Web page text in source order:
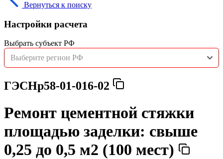
Вернуться к поиску
Настройки расчета
Выбрать субъект РФ
Выберите регион РФ
ГЭСНр58-01-016-02
Ремонт цементной стяжки
площадью заделки: свыше
0,25 до 0,5 м2 (100 мест)